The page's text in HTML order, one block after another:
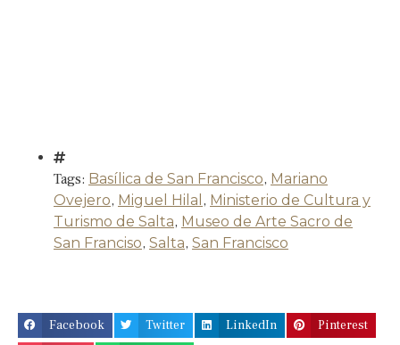
Tags: Basílica de San Francisco, Mariano
Ovejero, Miguel Hilal , Ministerio de Cultura y
Turismo de Salta, Museo de Arte Sacro de
San Franciso, Salta, San Francisco
Facebook Twitter LinkedIn
Pinterest